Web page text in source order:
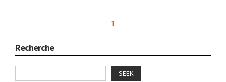
1
Recherche
SEEK